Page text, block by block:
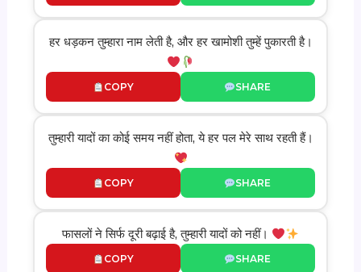
हर धड़कन तुम्हारा नाम लेती है, और हर खामोशी तुम्हें पुकारती है।
COPY SHARE
तुम्हारी यादों का कोई समय नहीं होता, ये हर पल मेरे साथ रहती हैं।
COPY SHARE
फासलों ने सिर्फ दूरी बढ़ाई है, तुम्हारी यादों को नहीं।
COPY SHARE